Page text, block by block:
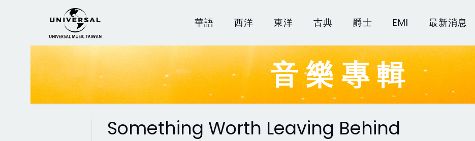
華語 西洋 東洋 古典 爵士 EMI 最新消息
音樂專輯
Something Worth Leaving Behind